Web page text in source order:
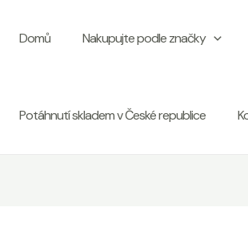
Domů Nakupujte podle značky
Potáhnutí skladem v České republice